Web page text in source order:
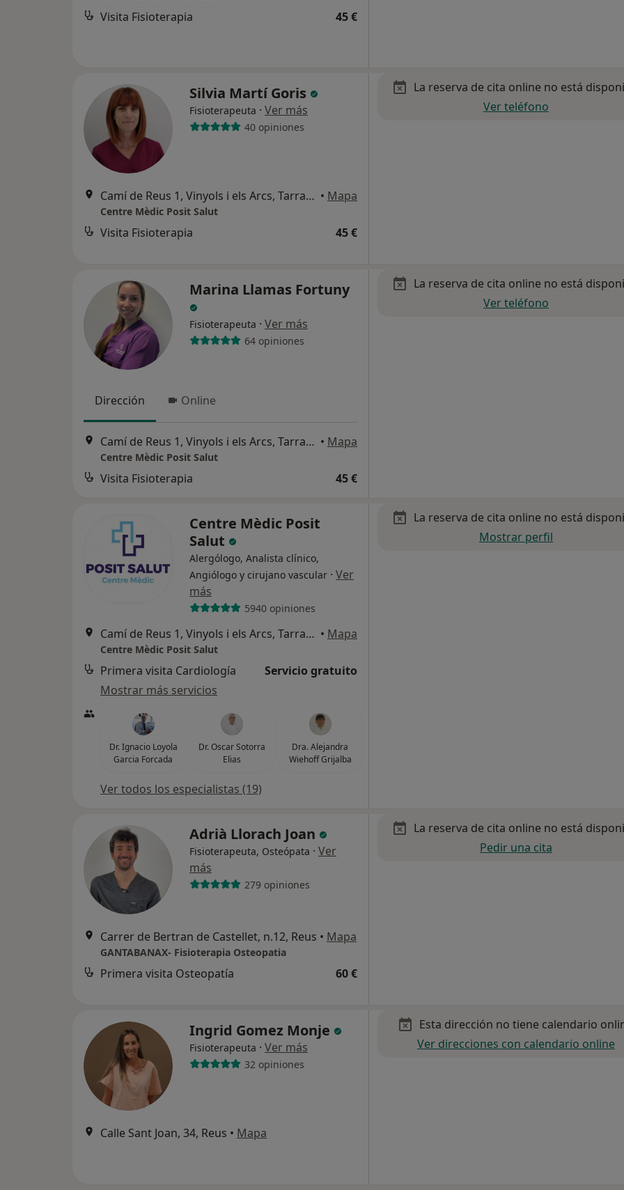
Visita Fisioterapia 45 €
Silvia Martí Goris
Fisioterapeuta · Ver más
40 opiniones
Camí de Reus 1, Vinyols i els Arcs, Tarragona, España, Vinyols i Els Arcs • Mapa
Centre Mèdic Posit Salut
Visita Fisioterapia 45 €
La reserva de cita online no está
Ver teléfono
Marina Llamas Fortuny
Fisioterapeuta · Ver más
64 opiniones
Dirección Online
Camí de Reus 1, Vinyols i els Arcs, Tarragona, España, Vinyols i Els Arcs • Mapa
Centre Mèdic Posit Salut
Visita Fisioterapia 45 €
La reserva de cita online no está
Ver teléfono
Centre Mèdic Posit
Salut
Alergólogo, Analista clínico,
Angiólogo y cirujano vascular · Ver
más
5940 opiniones
Camí de Reus 1, Vinyols i els Arcs, Tarragona, España, Vinyols i Els Arcs • Mapa
Centre Mèdic Posit Salut
Primera visita Cardiología
Servicio gratuito
Mostrar más servicios
Dr. Ignacio Loyola
Garcia Forcada
Dr. Oscar Sotorra
Elias
Dra. Alejandra
Wiehoff Grijalba
Ver todos los especialistas (19)
La reserva de cita online no está
Mostrar perfil
Adrià Llorach Joan
Fisioterapeuta, Osteópata · Ver
más
279 opiniones
Carrer de Bertran de Castellet, n.12, Reus • Mapa
GANTABANAX- Fisioterapia Osteopatia
Primera visita Osteopatía 60 €
La reserva de cita online no está
Pedir una cita
Ingrid Gomez Monje
Fisioterapeuta · Ver más
32 opiniones
Calle Sant Joan, 34, Reus • Mapa
Esta dirección no tiene calendario
Ver direcciones con calendario online